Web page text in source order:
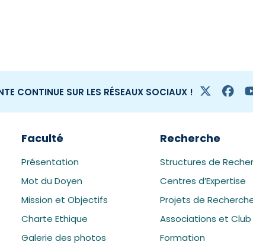
CONTINUE SUR LES RÉSEAUX SOCIAUX !
Faculté
Présentation
Mot du Doyen
Mission et Objectifs
Charte Ethique
Galerie des photos
Recherche
Structures de
Centres d’Expertise
Projets de
Associations et Club
Formation